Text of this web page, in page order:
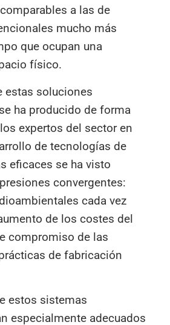
a las de
mucho más
que ocupan una
físico.
estas soluciones
ha producido de forma
expertos del sector en
de tecnologías de
eficaces se ha visto
convergentes:
cada vez
de los costes del
compromiso de las
de fabricación
estos sistemas
especialmente adecuados